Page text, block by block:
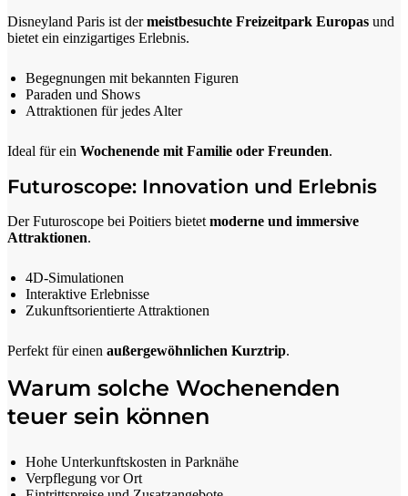
Disneyland Paris ist dermeistbesuchte Freizeitpark Europas und
bietet ein einzigartiges Erlebnis.
Begegnungen mit bekannten Figuren
Paraden und Shows
Attraktionen für jedes Alter
Ideal für ein Wochenende mit Familie oder Freunden.
Futuroscope: Innovation und Erlebnis
Der Futuroscope bei Poitiers bietet moderne und immersive
Attraktionen.
4D-Simulationen
Interaktive Erlebnisse
Zukunftsorientierte Attraktionen
Perfekt für einen außergewöhnlichen Kurztrip.
Warum solche Wochenenden
teuer sein können
Hohe Unterkunftskosten in Parknähe
Verpflegung vor Ort